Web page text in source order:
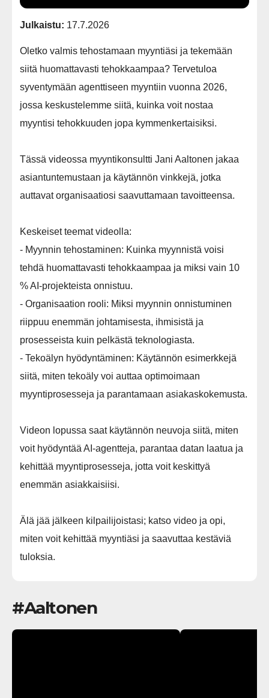
Julkaistu: 17.7.2026
Oletko valmis tehostamaan myyntiäsi ja tekemään
siitä huomattavasti tehokkaampaa? Tervetuloa
syventymään agenttiseen myyntiin vuonna 2026,
jossa keskustelemme siitä, kuinka voit nostaa
myyntisi tehokkuuden jopa kymmenkertaisiksi.
Tässä videossa myyntikonsultti Jani Aaltonen jakaa
asiantuntemustaan ja käytännön vinkkejä, jotka
auttavat organisaatiosi saavuttamaan tavoitteensa.
Keskeiset teemat videolla:
- Myynnin tehostaminen: Kuinka myynnistä voisi
tehdä huomattavasti tehokkaampaa ja miksi vain 10
% AI-projekteista onnistuu.
- Organisaation rooli: Miksi myynnin onnistuminen
riippuu enemmän johtamisesta, ihmisistä ja
prosesseista kuin pelkästä teknologiasta.
- Tekoälyn hyödyntäminen: Käytännön esimerkkejä
siitä, miten tekoäly voi auttaa optimoimaan
myyntiprosesseja ja parantamaan asiakaskokemusta.
Videon lopussa saat käytännön neuvoja siitä, miten
voit hyödyntää AI-agentteja, parantaa datan laatua ja
kehittää myyntiprosesseja, jotta voit keskittyä
enemmän asiakkaisiisi.
Älä jää jälkeen kilpailijoistasi; katso video ja opi,
miten voit kehittää myyntiäsi ja saavuttaa kestäviä
tuloksia.
#Aaltonen